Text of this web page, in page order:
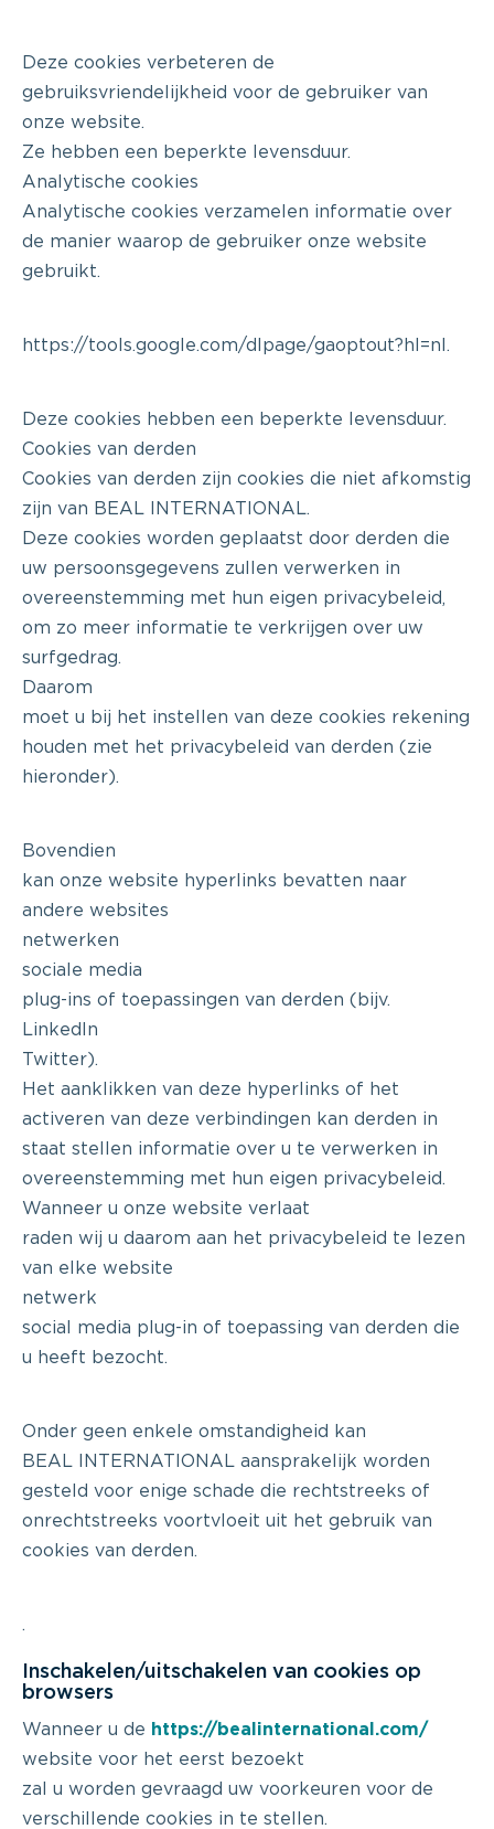
Deze cookies verbeteren de
gebruiksvriendelijkheid voor de gebruiker van
onze website.
Ze hebben een beperkte levensduur.
Analytische cookies
Analytische cookies verzamelen informatie over
de manier waarop de gebruiker onze website
gebruikt.
https://tools.google.com/dlpage/gaoptout?hl=nl.
Deze cookies hebben een beperkte levensduur.
Cookies van derden
Cookies van derden zijn cookies die niet afkomstig
zijn van BEAL INTERNATIONAL.
Deze cookies worden geplaatst door derden die
uw persoonsgegevens zullen verwerken in
overeenstemming met hun eigen privacybeleid,
om zo meer informatie te verkrijgen over uw
surfgedrag.
Daarom
moet u bij het instellen van deze cookies rekening
houden met het privacybeleid van derden (zie
hieronder).
Bovendien
kan onze website hyperlinks bevatten naar
andere websites
netwerken
sociale media
plug-ins of toepassingen van derden (bijv.
LinkedIn
Twitter).
Het aanklikken van deze hyperlinks of het
activeren van deze verbindingen kan derden in
staat stellen informatie over u te verwerken in
overeenstemming met hun eigen privacybeleid.
Wanneer u onze website verlaat
raden wij u daarom aan het privacybeleid te lezen
van elke website
netwerk
social media plug-in of toepassing van derden die
u heeft bezocht.
Onder geen enkele omstandigheid kan
BEAL INTERNATIONAL aansprakelijk worden
gesteld voor enige schade die rechtstreeks of
onrechtstreeks voortvloeit uit het gebruik van
cookies van derden.
.
Inschakelen/uitschakelen van cookies op
browsers
Wanneer u de https://bealinternational.com/
website voor het eerst bezoekt
zal u worden gevraagd uw voorkeuren voor de
verschillende cookies in te stellen.